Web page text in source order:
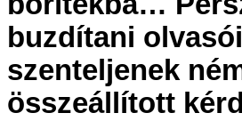
buzdítani
szenteljenek
összeállított